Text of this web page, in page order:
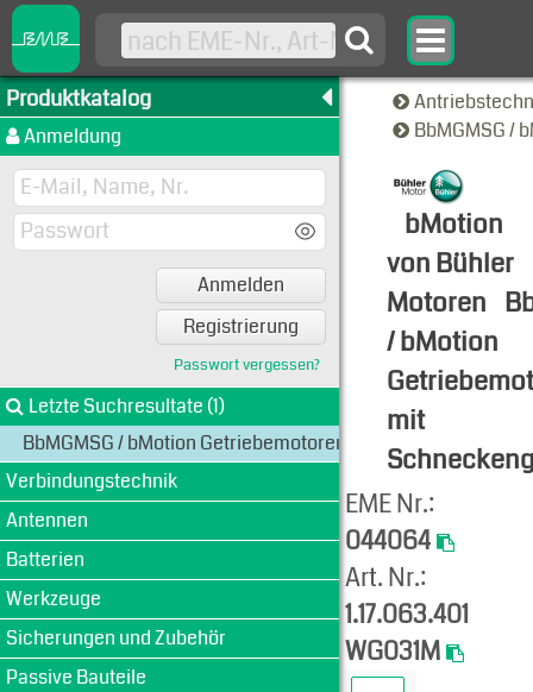
Produktkatalog
Anmeldung
Anmelden
Registrierung
Passwort vergessen?
Letzte Suchresultate (1)
BbMGMSG / bMotion Getriebemotoren mit
Verbindungstechnik
Antennen
Batterien
Werkzeuge
Sicherungen und Zubehör
Passive Bauteile
BbMGMSG /
bMotion
von Bühler
Motoren
/ bMotion
mit
Produkt-
EME Nr.:
044064
Art. Nr.:
1.17.063.401
WG031M